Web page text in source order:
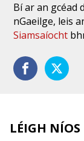
Bí ar an gcéad
nGaeilge, leis
Siamsaíocht
LÉIGH